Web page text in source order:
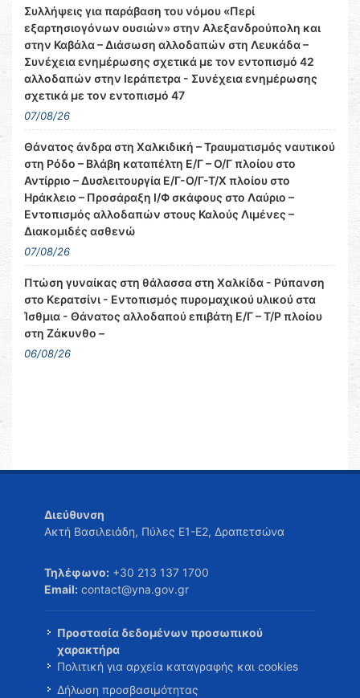
Συλλήψεις για παράβαση του νόμου «Περί
εξαρτησιογόνων ουσιών» στην Αλεξανδρούπολη και
στην Καβάλα – Διάσωση αλλοδαπών στη Λευκάδα –
Συνέχεια ενημέρωσης σχετικά με τον εντοπισμό 42
αλλοδαπών στην Ιεράπετρα - Συνέχεια ενημέρωσης
σχετικά με τον εντοπισμό 47
07/08/26
Θάνατος άνδρα στη Χαλκιδική – Τραυματισμός ναυτικού
στη Ρόδο – Βλάβη καταπέλτη Ε/Γ – Ο/Γ πλοίου στο
Αντίρριο – Δυσλειτουργία Ε/Γ-Ο/Γ-Τ/Χ πλοίου στο
Ηράκλειο – Προσάραξη Ι/Φ σκάφους στο Λαύριο –
Εντοπισμός αλλοδαπών στους Καλούς Λιμένες –
Διακομιδές ασθενώ
07/08/26
Πτώση γυναίκας στη θάλασσα στη Χαλκίδα - Ρύπανση
στο Κερατσίνι - Εντοπισμός πυρομαχικού υλικού στα
Ίσθμια - Θάνατος αλλοδαπού επιβάτη Ε/Γ – Τ/Ρ πλοίου
στη Ζάκυνθο –
06/08/26
Διεύθυνση
Ακτή Βασιλειάδη, Πύλες Ε1-Ε2, Δραπετσώνα
Τηλέφωνο: +30 213 137 1700
Email: contact@yna.gov.gr
Προστασία δεδομένων προσωπικού
χαρακτήρα
Πολιτική για αρχεία καταγραφής και cookies
Δήλωση προσβασιμότητας